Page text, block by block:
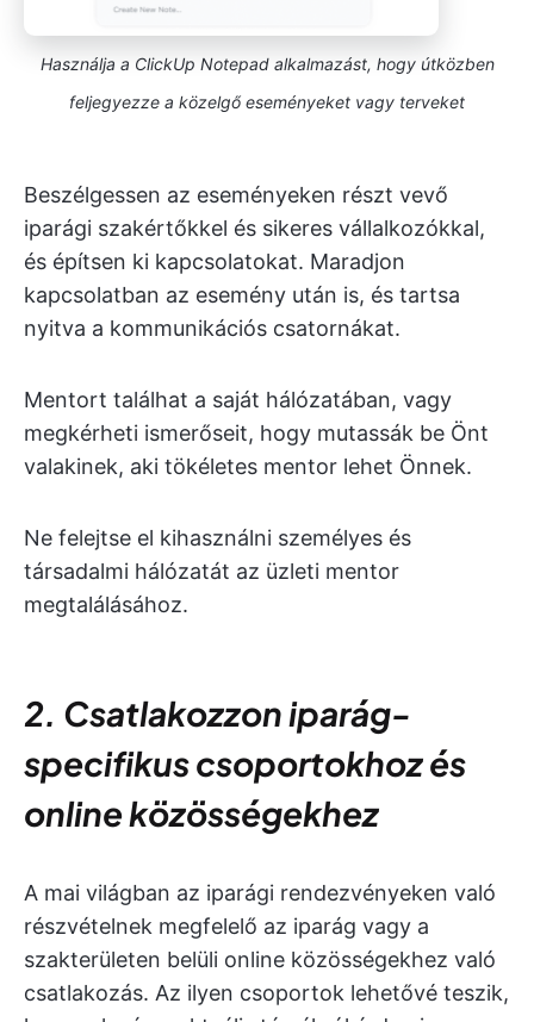
Használja a ClickUp Notepad alkalmazást, hogy útközben
feljegyezze a közelgő eseményeket vagy terveket
Beszélgessen az eseményeken részt vevő
iparági szakértőkkel és sikeres vállalkozókkal,
és építsen ki kapcsolatokat. Maradjon
kapcsolatban az esemény után is, és tartsa
nyitva a kommunikációs csatornákat.
Mentort találhat a saját hálózatában, vagy
megkérheti ismerőseit, hogy mutassák be Önt
valakinek, aki tökéletes mentor lehet Önnek.
Ne felejtse el kihasználni személyes és
társadalmi hálózatát az üzleti mentor
megtalálásához.
2. Csatlakozzon iparág-
specifikus csoportokhoz és
online közösségekhez
A mai világban az iparági rendezvényeken való
részvételnek megfelelő az iparág vagy a
szakterületen belüli online közösségekhez való
csatlakozás. Az ilyen csoportok lehetővé teszik,